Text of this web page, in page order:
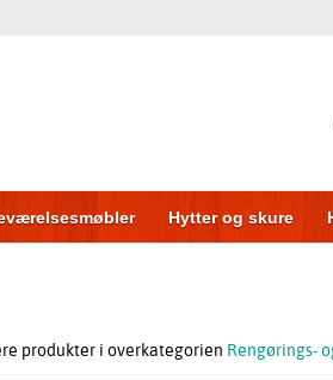
Hytter og skure
produkter i overkategorien Rengørings-